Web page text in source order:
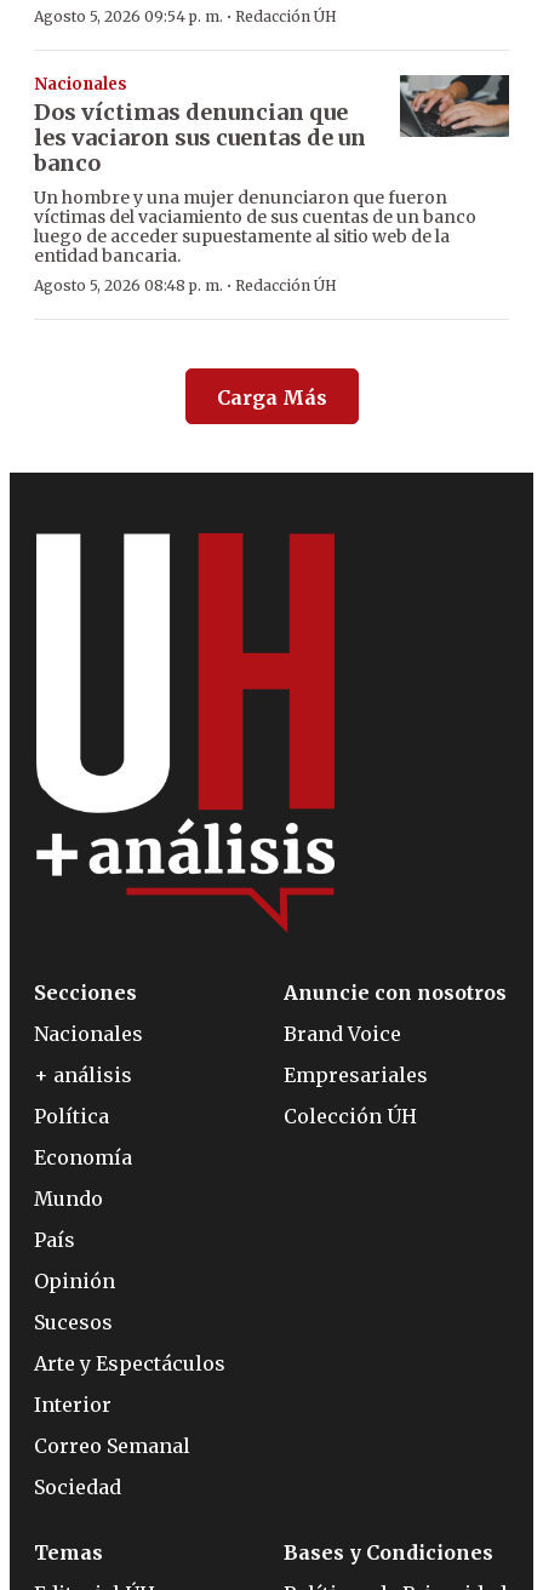
Agosto 5, 2026 09:54 p. m. · Redacción ÚH
Nacionales
Dos víctimas denuncian que
les vaciaron sus cuentas de un
banco
Un hombre y una mujer denunciaron que fueron
víctimas del vaciamiento de sus cuentas de un banco
luego de acceder supuestamente al sitio web de la
entidad bancaria.
Agosto 5, 2026 08:48 p. m. · Redacción ÚH
Carga Más
Secciones
Nacionales
+ análisis
Política
Economía
Mundo
País
Opinión
Sucesos
Arte y Espectáculos
Interior
Correo Semanal
Sociedad
Anuncie con nosotros
Brand Voice
Empresariales
Colección ÚH
Temas
Bases y Condiciones